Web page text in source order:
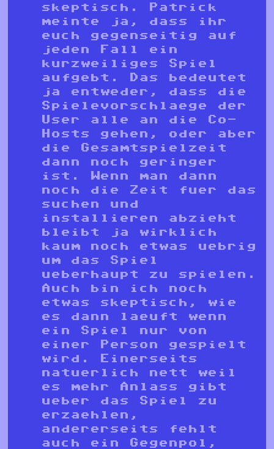
skeptisch. Patrick
meinte ja, dass ihr
euch gegenseitig auf
jeden Fall ein
kurzweiliges Spiel
aufgebt. Das bedeutet
ja entweder, dass die
Spielevorschlaege der
User alle an die Co-
Hosts gehen, oder aber
die Gesamtspielzeit
dann noch geringer
ist. Wenn man dann
noch die Zeit fuer das
suchen und
installieren abzieht
bleibt ja wirklich
kaum noch etwas uebrig
um das Spiel
ueberhaupt zu spielen.
Auch bin ich noch
etwas skeptisch, wie
es dann laeuft wenn
ein Spiel nur von
einer Person gespielt
wird. Einerseits
natuerlich nett weil
es mehr Anlass gibt
ueber das Spiel zu
erzaehlen,
andererseits fehlt
auch ein Gegenpol,